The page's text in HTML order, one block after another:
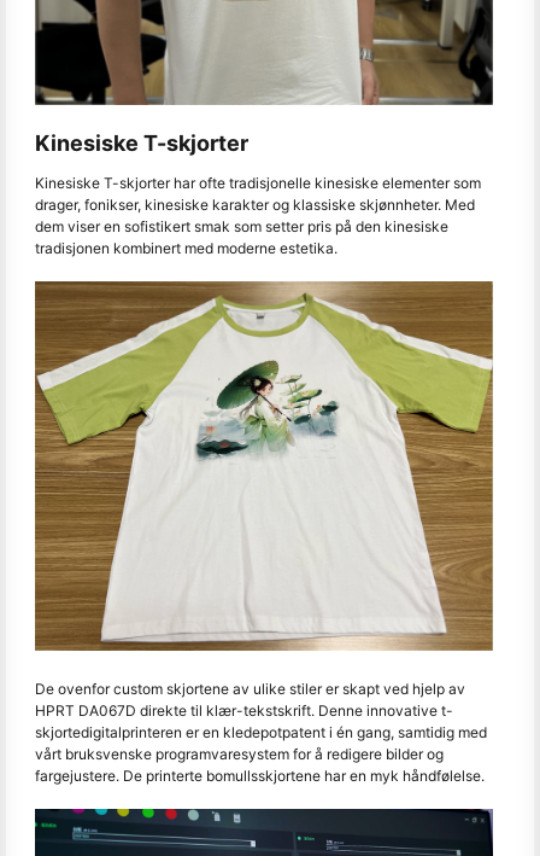
Kinesiske T-skjorter
Kinesiske T-skjorter har ofte tradisjonelle kinesiske elementer som
drager, fonikser, kinesiske karakter og klassiske skjønnheter. Med
dem viser en sofistikert smak som setter pris på den kinesiske
tradisjonen kombinert med moderne estetika.
De ovenfor custom skjortene av ulike stiler er skapt ved hjelp av
HPRT DA067D direkte til klær-tekstskrift. Denne innovative t-
skjortedigitalprinteren er en kledepotpatent i én gang, samtidig med
vårt bruksvenske programvaresystem for å redigere bilder og
fargejustere. De printerte bomullsskjortene har en myk håndfølelse.